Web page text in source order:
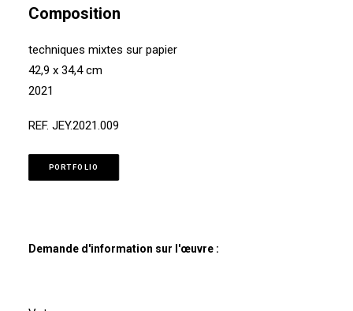
Composition
techniques mixtes sur papier
42,9 x 34,4 cm
2021
REF. JEY.2021.009
PORTFOLIO
Demande d'information sur l'œuvre :